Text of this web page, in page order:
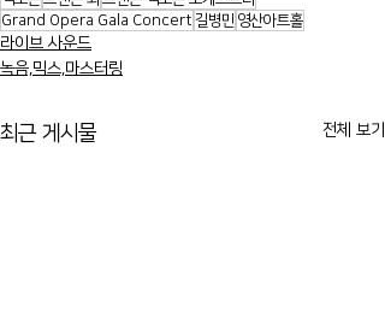
Grand Opera Gala Concert 길병민 영산아트홀
라이브 사운드
녹음,믹스,마스터링
최근 게시물 전체 보기